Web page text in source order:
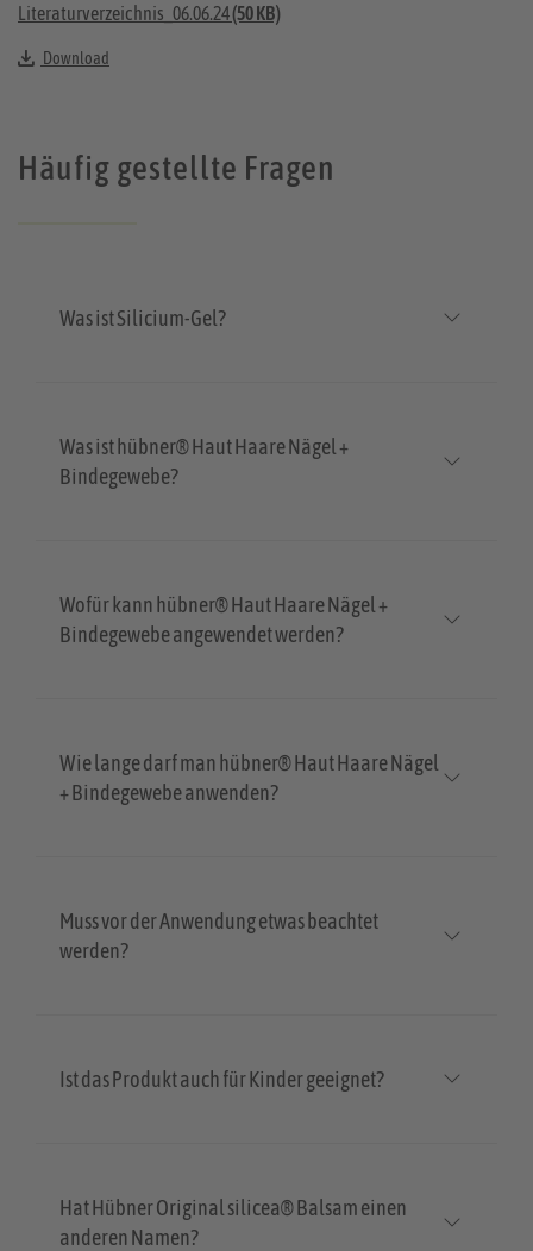
Literaturverzeichnis_06.06.24(50 KB)
Download
Häufig gestellte Fragen
Was ist Silicium-Gel?
Was ist hübner® Haut Haare Nägel +
Bindegewebe?
Wofür kann hübner® Haut Haare Nägel +
Bindegewebe angewendet werden?
Wie lange darf man hübner® Haut Haare Nägel
+ Bindegewebe anwenden?
Muss vor der Anwendung etwas beachtet
werden?
Ist das Produkt auch für Kinder geeignet?
Hat Hübner Original silicea® Balsam einen
anderen Namen?